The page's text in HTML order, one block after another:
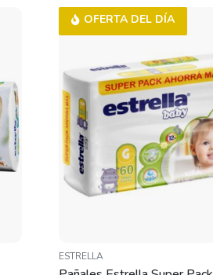
ESTRELLA
OFERTA DEL DÍA